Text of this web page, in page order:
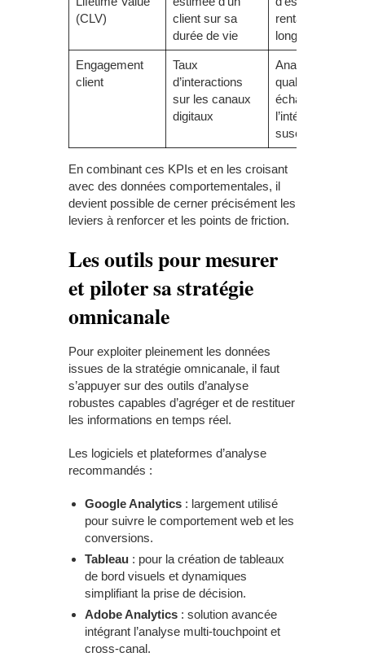
(CLV)
client sur sa
durée de vie
rentabilité à
long terme
Engagement
client
Taux
d’interactions
sur les canaux
digitaux
Analyse la
qualité des
échanges et
l’intérêt
suscité
En combinant ces KPIs et en les croisant
avec des données comportementales, il
devient possible de cerner précisément les
leviers à renforcer et les points de friction.
Les outils pour mesurer
et piloter sa stratégie
omnicanale
Pour exploiter pleinement les données
issues de la stratégie omnicanale, il faut
s’appuyer sur des outils d’analyse
robustes capables d’agréger et de restituer
les informations en temps réel.
Les logiciels et plateformes d’analyse
recommandés :
Google Analytics : largement utilisé
pour suivre le comportement web et les
conversions.
Tableau : pour la création de tableaux
de bord visuels et dynamiques
simplifiant la prise de décision.
Adobe Analytics : solution avancée
intégrant l’analyse multi-touchpoint et
cross-canal.